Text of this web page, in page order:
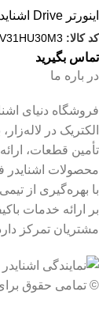
اینورتر Drive اشنایدر
کد کالا:
تماس بگیرید
در باره ما
فروشگاه دنیای
الکتریک در
تأمین قطعات،
محصولات اشنایدر
با بهره‌گیری از
بر ارائه خدمات
مشتریان تمرکز
© تمامی حقوق